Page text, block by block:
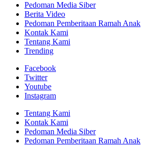
Pedoman Media Siber
Berita Video
Pedoman Pemberitaan Ramah Anak
Kontak Kami
Tentang Kami
Trending
Facebook
Twitter
Youtube
Instagram
Tentang Kami
Kontak Kami
Pedoman Media Siber
Pedoman Pemberitaan Ramah Anak